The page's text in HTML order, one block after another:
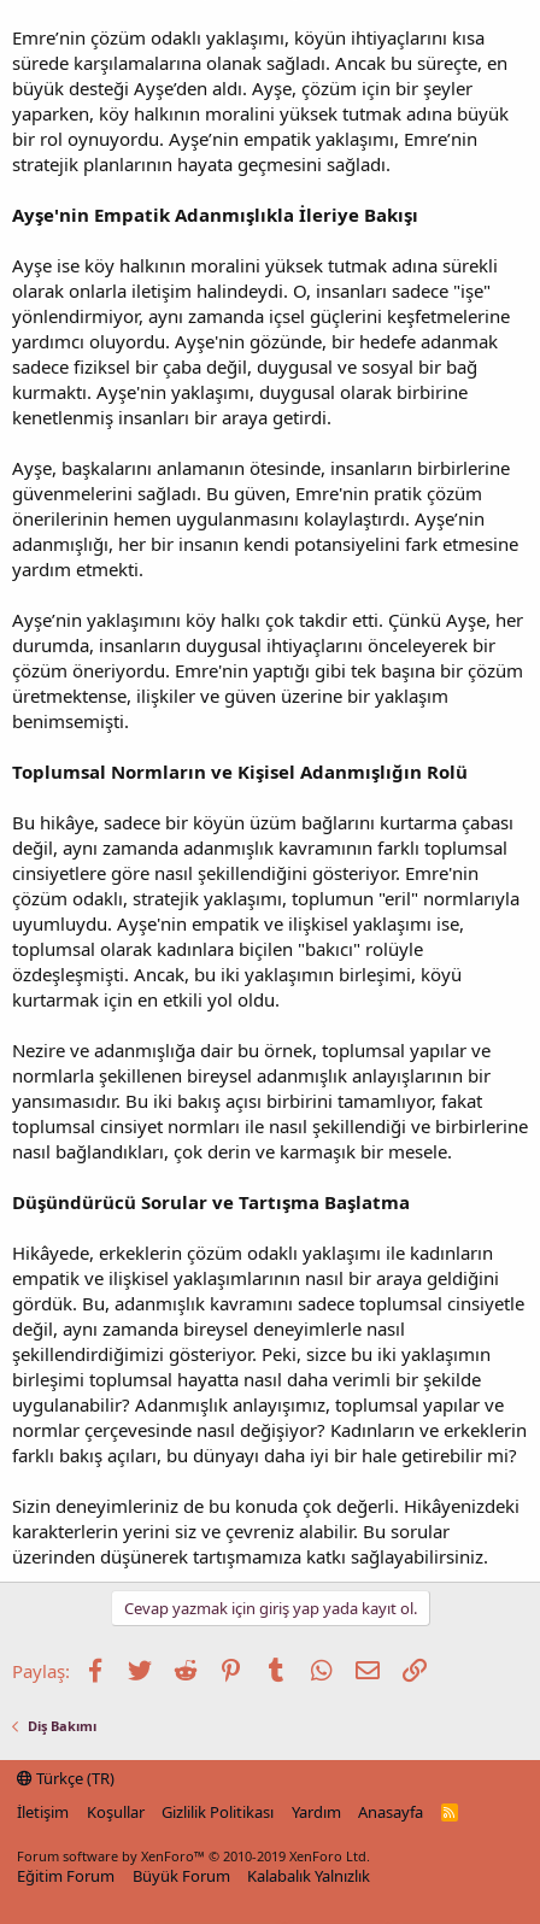
Emre’nin çözüm odaklı yaklaşımı, köyün ihtiyaçlarını kısa
sürede karşılamalarına olanak sağladı. Ancak bu süreçte, en
büyük desteği Ayşe’den aldı. Ayşe, çözüm için bir şeyler
yaparken, köy halkının moralini yüksek tutmak adına büyük
bir rol oynuyordu. Ayşe’nin empatik yaklaşımı, Emre’nin
stratejik planlarının hayata geçmesini sağladı.
Ayşe'nin Empatik Adanmışlıkla İleriye Bakışı
Ayşe ise köy halkının moralini yüksek tutmak adına sürekli
olarak onlarla iletişim halindeydi. O, insanları sadece "işe"
yönlendirmiyor, aynı zamanda içsel güçlerini keşfetmelerine
yardımcı oluyordu. Ayşe'nin gözünde, bir hedefe adanmak
sadece fiziksel bir çaba değil, duygusal ve sosyal bir bağ
kurmaktı. Ayşe'nin yaklaşımı, duygusal olarak birbirine
kenetlenmiş insanları bir araya getirdi.
Ayşe, başkalarını anlamanın ötesinde, insanların birbirlerine
güvenmelerini sağladı. Bu güven, Emre'nin pratik çözüm
önerilerinin hemen uygulanmasını kolaylaştırdı. Ayşe’nin
adanmışlığı, her bir insanın kendi potansiyelini fark etmesine
yardım etmekti.
Ayşe’nin yaklaşımını köy halkı çok takdir etti. Çünkü Ayşe, her
durumda, insanların duygusal ihtiyaçlarını önceleyerek bir
çözüm öneriyordu. Emre'nin yaptığı gibi tek başına bir çözüm
üretmektense, ilişkiler ve güven üzerine bir yaklaşım
benimsemişti.
Toplumsal Normların ve Kişisel Adanmışlığın Rolü
Bu hikâye, sadece bir köyün üzüm bağlarını kurtarma çabası
değil, aynı zamanda adanmışlık kavramının farklı toplumsal
cinsiyetlere göre nasıl şekillendiğini gösteriyor. Emre'nin
çözüm odaklı, stratejik yaklaşımı, toplumun "eril" normlarıyla
uyumluydu. Ayşe'nin empatik ve ilişkisel yaklaşımı ise,
toplumsal olarak kadınlara biçilen "bakıcı" rolüyle
özdeşleşmişti. Ancak, bu iki yaklaşımın birleşimi, köyü
kurtarmak için en etkili yol oldu.
Nezire ve adanmışlığa dair bu örnek, toplumsal yapılar ve
normlarla şekillenen bireysel adanmışlık anlayışlarının bir
yansımasıdır. Bu iki bakış açısı birbirini tamamlıyor, fakat
toplumsal cinsiyet normları ile nasıl şekillendiği ve birbirlerine
nasıl bağlandıkları, çok derin ve karmaşık bir mesele.
Düşündürücü Sorular ve Tartışma Başlatma
Hikâyede, erkeklerin çözüm odaklı yaklaşımı ile kadınların
empatik ve ilişkisel yaklaşımlarının nasıl bir araya geldiğini
gördük. Bu, adanmışlık kavramını sadece toplumsal cinsiyetle
değil, aynı zamanda bireysel deneyimlerle nasıl
şekillendirdiğimizi gösteriyor. Peki, sizce bu iki yaklaşımın
birleşimi toplumsal hayatta nasıl daha verimli bir şekilde
uygulanabilir? Adanmışlık anlayışımız, toplumsal yapılar ve
normlar çerçevesinde nasıl değişiyor? Kadınların ve erkeklerin
farklı bakış açıları, bu dünyayı daha iyi bir hale getirebilir mi?
Sizin deneyimleriniz de bu konuda çok değerli. Hikâyenizdeki
karakterlerin yerini siz ve çevreniz alabilir. Bu sorular
üzerinden düşünerek tartışmamıza katkı sağlayabilirsiniz.
Cevap yazmak için giriş yap yada kayıt ol.
Paylaş: Facebook
TwitterReddit PinterestTumblrWhatsApp
E-postaLink
Diş Bakımı
Türkçe (TR)
İletişim
Koşullar Gizlilik Politikası Yardım Anasayfa
R
Forum software by XenForo™ © 2010-2019 XenForo Ltd.
Eğitim Forum Büyük Forum Kalabalık Yalnızlık